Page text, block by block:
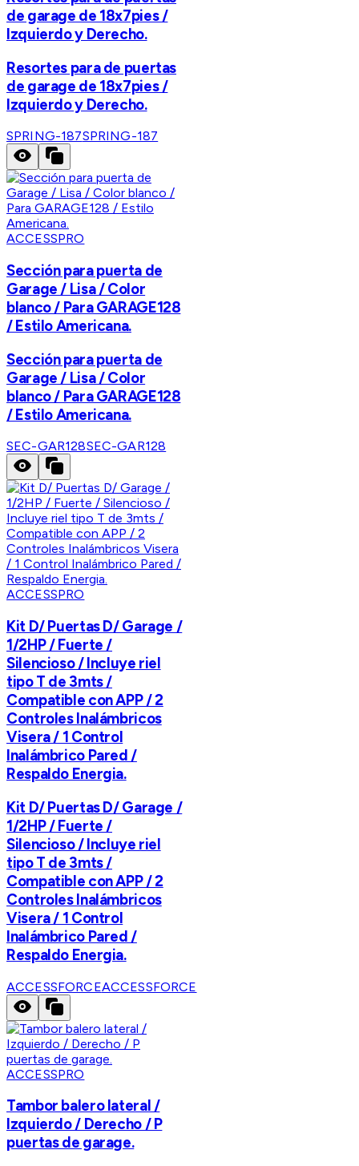
de garage de 18x7pies /
Izquierdo y Derecho.
Resortes para de puertas
de garage de 18x7pies /
Izquierdo y Derecho.
SPRING-187SPRING-187
ACCESSPRO
Sección para puerta de
Garage / Lisa / Color
blanco / Para GARAGE128
/ Estilo Americana.
Sección para puerta de
Garage / Lisa / Color
blanco / Para GARAGE128
/ Estilo Americana.
SEC-GAR128SEC-GAR128
ACCESSPRO
Kit D/ Puertas D/ Garage /
1/2HP / Fuerte /
Silencioso / Incluye riel
tipo T de 3mts /
Compatible con APP / 2
Controles Inalámbricos
Visera / 1 Control
Inalámbrico Pared /
Respaldo Energia.
Kit D/ Puertas D/ Garage /
1/2HP / Fuerte /
Silencioso / Incluye riel
tipo T de 3mts /
Compatible con APP / 2
Controles Inalámbricos
Visera / 1 Control
Inalámbrico Pared /
Respaldo Energia.
ACCESSFORCEACCESSFORCE
ACCESSPRO
Tambor balero lateral /
Izquierdo / Derecho / P
puertas de garage.